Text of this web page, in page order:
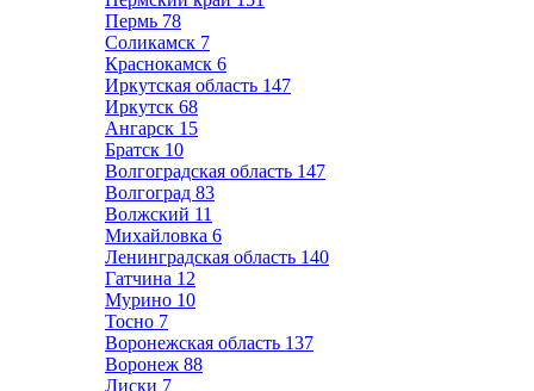
Пермь 78
Соликамск 7
Краснокамск 6
Иркутская область 147
Иркутск 68
Ангарск 15
Братск 10
Волгоградская область 147
Волгоград 83
Волжский 11
Михайловка 6
Ленинградская область 140
Гатчина 12
Мурино 10
Тосно 7
Воронежская область 137
Воронеж 88
Лиски 7